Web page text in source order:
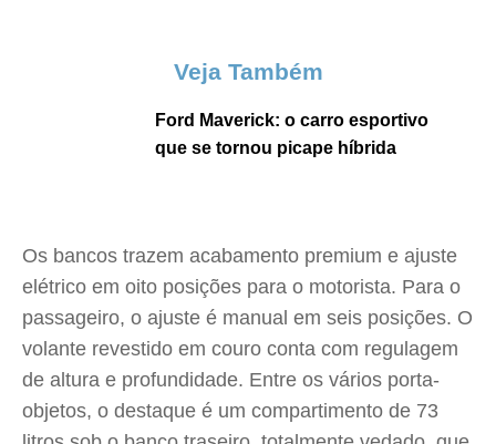
Veja Também
Ford Maverick: o carro esportivo
que se tornou picape híbrida
Os bancos trazem acabamento premium e ajuste
elétrico em oito posições para o motorista. Para o
passageiro, o ajuste é manual em seis posições. O
volante revestido em couro conta com regulagem
de altura e profundidade. Entre os vários porta-
objetos, o destaque é um compartimento de 73